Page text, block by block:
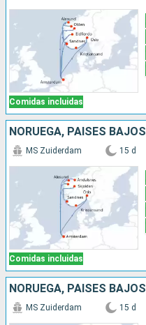
Comidas incluidas
NORUEGA, PAISES BAJOS
Comidas incluidas
MS Zuiderdam 15 d
MS Zuiderdam 15 d